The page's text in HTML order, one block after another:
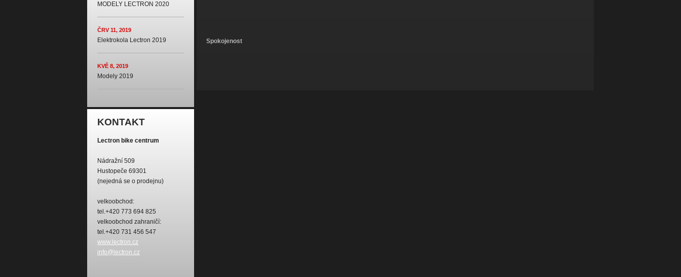
MODELY LECTRON 2020
ČRV 11, 2019
Elektrokola Lectron 2019
KVĚ 8, 2019
Modely 2019
KONTAKT
Lectron bike centrum
Nádražní 509
Hustopeče 69301
(nejedná se o prodejnu)
velkoobchod:
tel.+420 773 694 825
velkoobchod zahraničí:
tel.+420 731 456 547
www.lectron.cz
info@lectron.cz
Spokojenost